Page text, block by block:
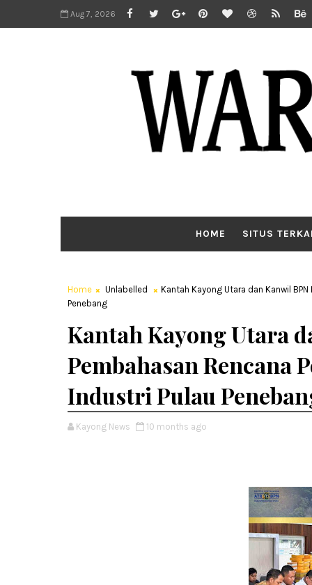
Aug 7, 2026
HOME SITUS
Home Unlabelled
Kantah Kayong Utara dan Kanwil
Penebang
Kantah Kayong Utara
Pembahasan Rencana
Industri Pulau
Kayong News 10 months ago